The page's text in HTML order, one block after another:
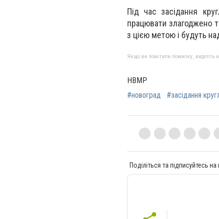
Під час засідання
працювати злагоджено
з цією метою і будуть
Якщо ви помітили помилку, виділіть
НВМР
#новоград
#засідання
Поділіться та підписуйтесь